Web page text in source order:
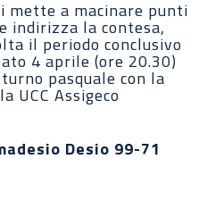
mette a macinare punti
indirizza la contesa,
il periodo conclusivo
4 aprile (ore 20.30)
pasquale con la
UCC Assigeco
Desio 99-71